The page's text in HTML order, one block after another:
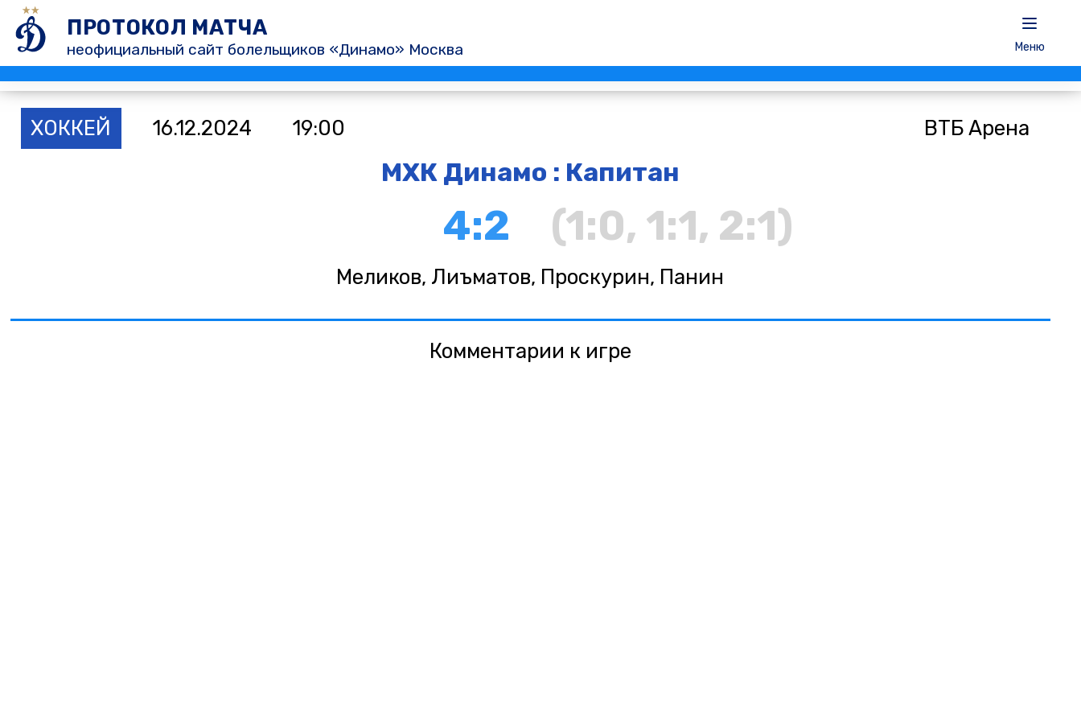
ПРОТОКОЛ МАТЧА
неофициальный сайт болельщиков «Динамо» Москва Меню
ХОККЕЙ 16.12.2024 19:00 ВТБ Арена
МХК Динамо : Капитан
4:2 (1:0, 1:1, 2:1)
Меликов, Лиъматов, Проскурин, Панин
Комментарии к игре